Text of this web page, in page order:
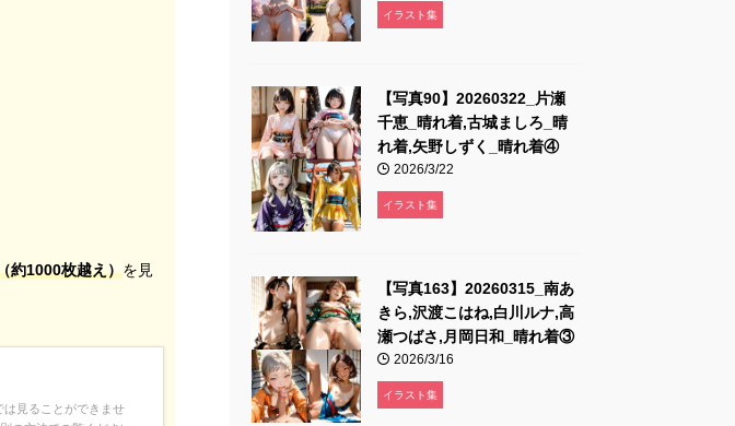
約1000枚越え）を見
見ることができませ
イラスト集
【写真90】20260322_片瀬
千恵_晴れ着,古城ましろ_晴
れ着,矢野しずく_晴れ着④
2026/3/22
イラスト集
【写真163】20260315_南あ
きら,沢渡こはね,白川ルナ,高
瀬つばさ,月岡日和_晴れ着③
2026/3/16
イラスト集